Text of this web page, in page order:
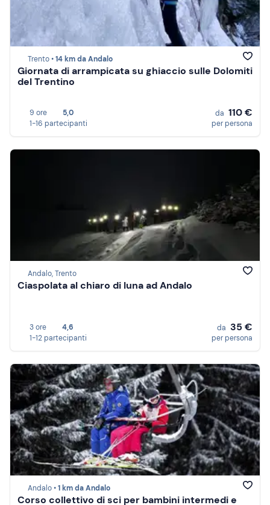
Trento •14 km da Andalo
Giornata di arrampicata su ghiaccio sulle Dolomiti
del Trentino
9 ore
5,0
1-16 partecipanti
da 110 €
per persona
Andalo, Trento
Ciaspolata al chiaro di luna ad Andalo
3 ore
4,6
1-12 partecipanti
da 35 €
per persona
Andalo •1 km da Andalo
Corso collettivo di sci per bambini intermedi e